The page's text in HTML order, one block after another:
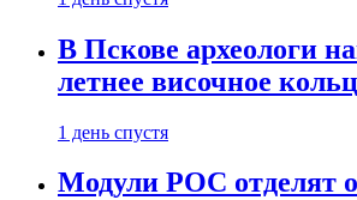
В Пскове археологи
летнее височное
1 день спустя
Модули РОС отделят